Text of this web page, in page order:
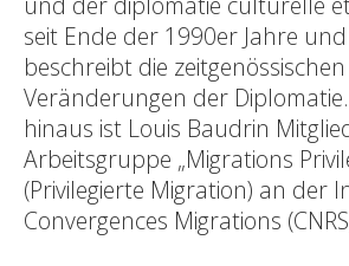
seit Ende der 1990er Jahre
beschreibt die zeitgenössischen
Veränderungen der
hinaus ist Louis Baudrin
Arbeitsgruppe „Migrations
(Privilegierte Migration) an der
Convergences Migrations